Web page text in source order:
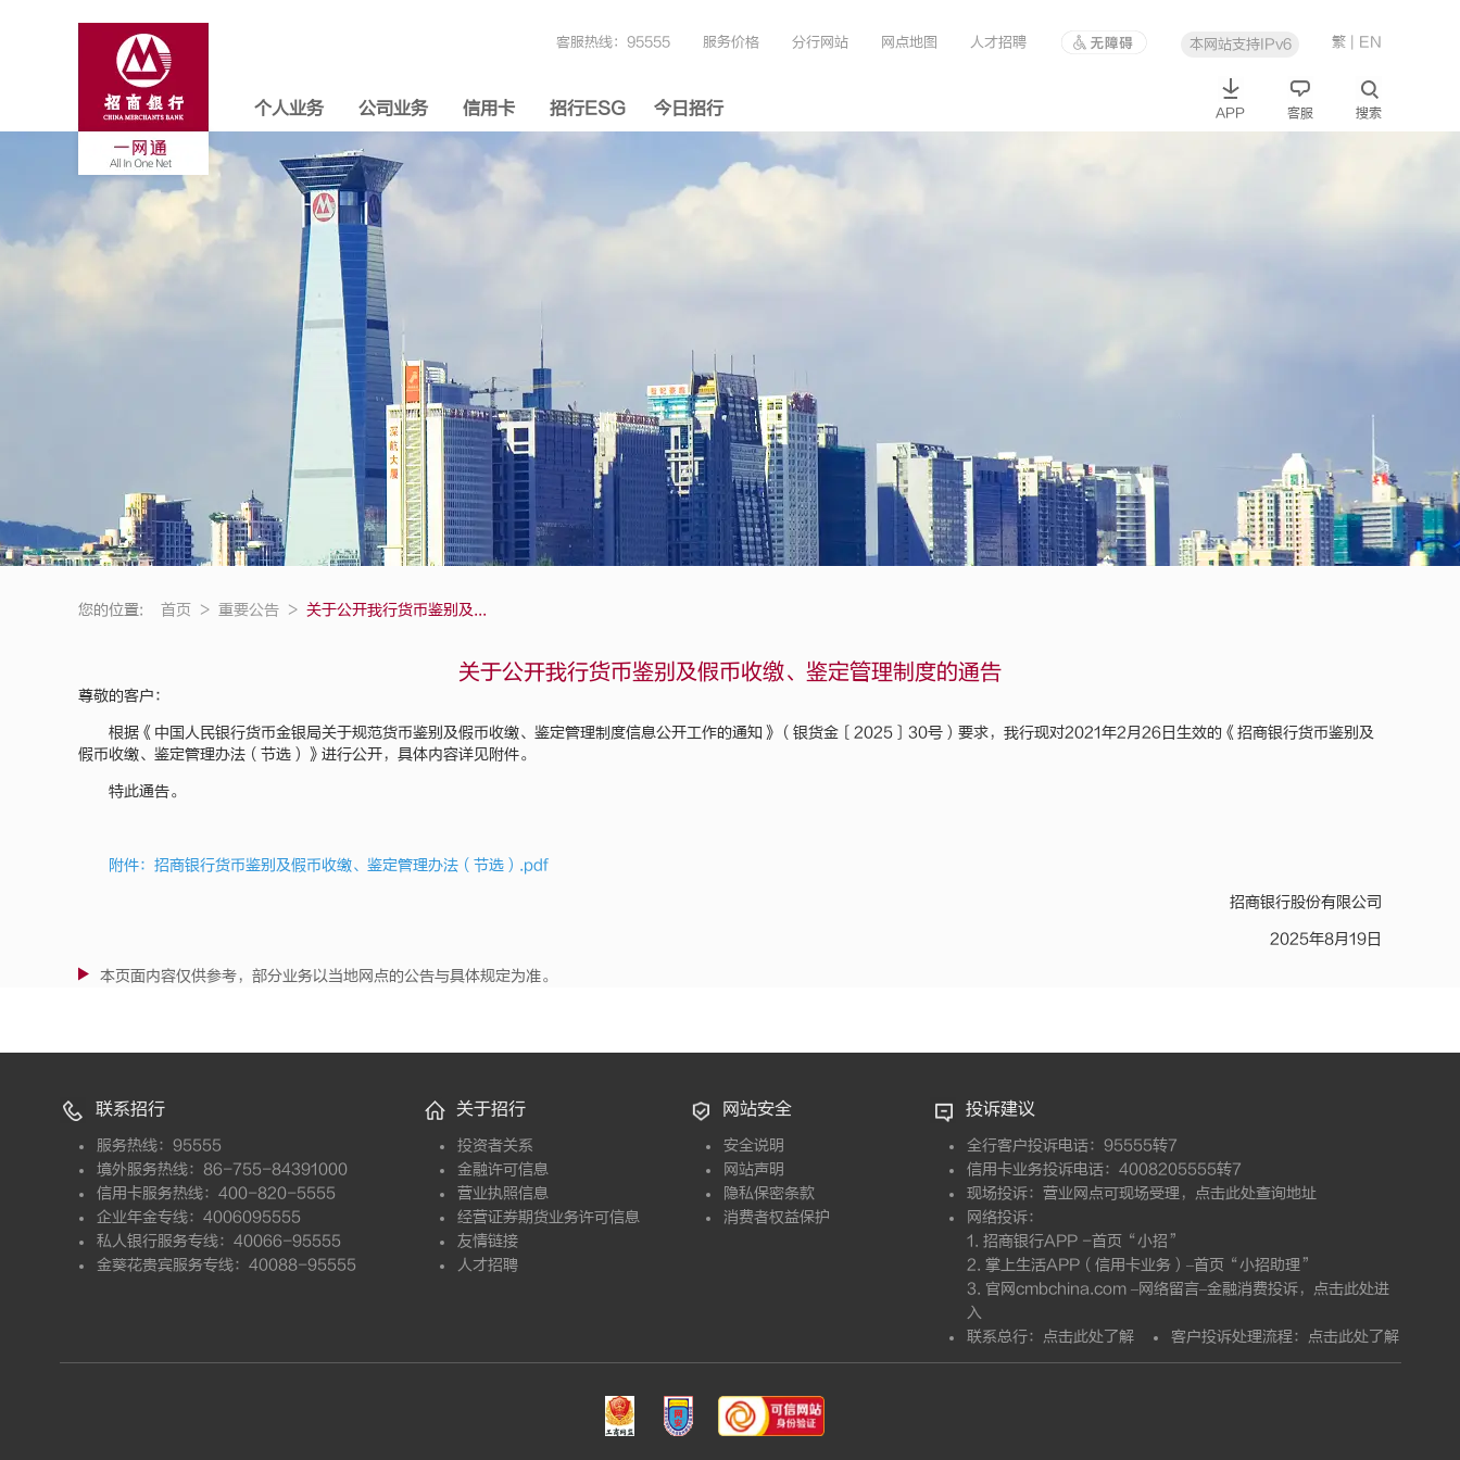
客服热线：95555 服务价格 分行网站 网点地图 人才招聘 本网站支持IPv6 繁 | EN
APP 客服 搜索
个人业务 公司业务 信用卡 招行ESG 今日招行
您的位置: 首页 > 重要公告 > 关于公开我行货币鉴别及...
关于公开我行货币鉴别及假币收缴、鉴定管理制度的通告
尊敬的客户：
根据《中国人民银行货币金银局关于规范货币鉴别及假币收缴、鉴定管理制度信息公开工作的通知》（银货金〔2025〕30号）要求，我行现对2021年2月26日生效的《招商银行货币鉴别及
假币收缴、鉴定管理办法（节选）》进行公开，具体内容详见附件。
特此通告。
附件：招商银行货币鉴别及假币收缴、鉴定管理办法（节选）.pdf
招商银行股份有限公司
2025年8月19日
本页面内容仅供参考，部分业务以当地网点的公告与具体规定为准。
联系招行
服务热线：95555
境外服务热线：86-755-84391000
信用卡服务热线：400-820-5555
企业年金专线：4006095555
私人银行服务专线：40066-95555
金葵花贵宾服务专线：40088-95555
关于招行
投资者关系
金融许可信息
营业执照信息
经营证券期货业务许可信息
友情链接
人才招聘
网站安全
安全说明
网站声明
隐私保密条款
消费者权益保护
投诉建议
全行客户投诉电话：95555转7
信用卡业务投诉电话：4008205555转7
现场投诉：营业网点可现场受理， 点击此处查询地址
网络投诉：
1. 招商银行APP -首页“小招”
2. 掌上生活APP（信用卡业务）–首页“小招助理”
3. 官网cmbchina.com –网络留言–金融消费投诉， 点击此处进
入
联系总行： 点击此处了解 客户投诉处理流程： 点击此处了解